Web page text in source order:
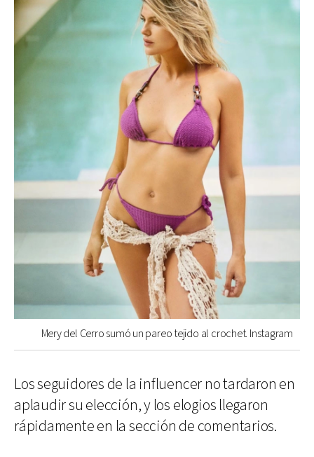
Mery del Cerro sumó un pareo tejido al crochet. Instagram
Los seguidores de la influencer no tardaron en
aplaudir su elección, y los elogios llegaron
rápidamente en la sección de comentarios.